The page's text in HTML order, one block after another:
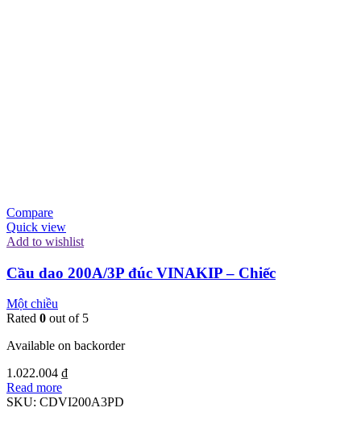
Compare
Quick view
Add to wishlist
Cầu dao 200A/3P đúc VINAKIP – Chiếc
Một chiều
Rated 0 out of 5
Available on backorder
1.022.004 ₫
Read more
SKU: CDVI200A3PD